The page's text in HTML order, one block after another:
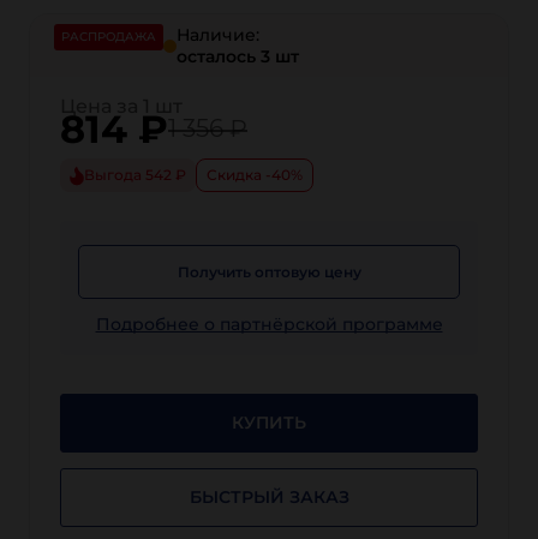
РАСПРОДАЖА
Наличие:
осталось 3 шт
814 ₽ 1 356 ₽
Выгода 542 ₽ Скидка -40%
Получить оптовую цену
Подробнее о партнёрской программе
КУПИТЬ
БЫСТРЫЙ ЗАКАЗ